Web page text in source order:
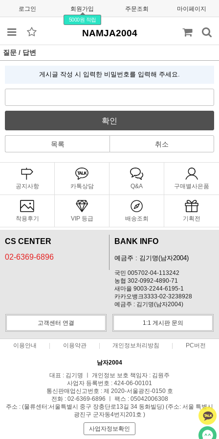
로그인 회원가입
5000원 적립
주문조회 마이페이지
NAMJA2004
질문 / 답변
게시글 작성 시 입력한 비밀번호를 입력해 주세요.
확인
목록 취소
공지사항 카톡상담 Q&A 구매별사은품
착용후기 VIP 등급 배송조회 기획전
CS CENTER
02-6369-6896
BANK INFO
예금주 : 김기명(남자2004)
국민 005702-04-113242
농협 302-0992-4890-71
새마을 9003-2244-6195-1
카카오뱅크3333-02-3238928
예금주 : 김기명(남자2004)
고객센터 연결 1:1 게시판 문의
이용안내 이용약관 개인정보처리방침 PC버전
남자2004
대표 : 김기명 ㅣ 개인정보 보호 책임자 : 김원주
사업자 등록번호 : 424-06-00101
통신판매업신고번호 : 제 2020-서울광진-0150 호
전화 : 02-6369-6896 ㅣ 팩스 : 05042006308
주소 : (물류센터:서울특별시 중구 장충단로13길 34 동화빌딩) (주소: 서울 특별시
광진구 군자동4번지201호 )
사업자정보확인